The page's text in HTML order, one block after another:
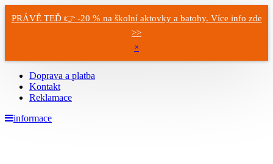
PRÁVĚ TEĎ 👉 -20 % na školní aktovky a batohy. Více info zde
>>
×
Doprava a platba
Kontakt
Reklamace
informace